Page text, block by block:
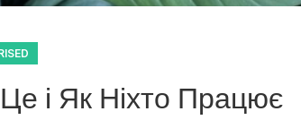
і Як Ніхто Працює